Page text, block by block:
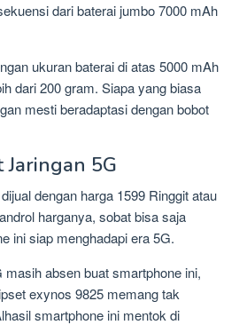
dari baterai jumbo 7000 mAh
ukuran baterai di atas 5000 mAh
dari 200 gram. Siapa yang biasa
mesti beradaptasi dengan bobot
Jaringan 5G
dengan harga 1599 Ringgit atau
harganya, sobat bisa saja
ini siap menghadapi era 5G.
absen buat smartphone ini,
exynos 9825 memang tak
smartphone ini mentok di